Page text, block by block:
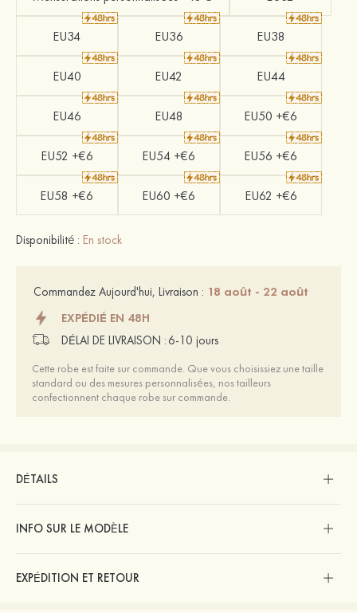
EU34 EU36 EU38
EU40 EU42 EU44
EU46 EU48 EU50 +€6
EU52 +€6 EU54 +€6 EU56 +€6
EU58 +€6 EU60 +€6 EU62 +€6
Disponibilité : En stock
Commandez Aujourd'hui, Livraison : 18 août - 22 août
EXPÉDIÉ EN 48H
DÉLAI DE LIVRAISON : 6-10 jours
Cette robe est faite sur commande. Que vous choisissiez une taille
standard ou des mesures personnalisées, nos tailleurs
confectionnent chaque robe sur commande.
DÉTAILS
INFO SUR LE MODÈLE
EXPÉDITION ET RETOUR